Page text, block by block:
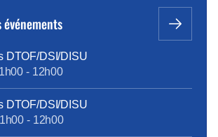
» pour un bond en avant
(20% d’émissions de […]
DTOF/DSI/DISU
- 12h00
DTOF/DSI/DISU
- 12h00